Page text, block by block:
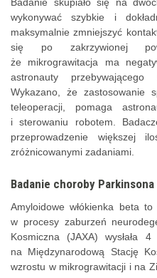
Badanie skupiało się na
wykonywać szybkie i
maksymalnie zmniejszyć
się po zakrzywionej
że mikrograwitacja ma
astronauty
Wykazano, że zastosowanie
teleoperacji, pomaga
i sterowaniu robotem.
przeprowadzenie większej
zróżnicowanymi zadaniami.
Badanie choroby
Amyloidowe włókienka beta
w procesy zaburzeń
Kosmiczna (JAXA) wysłała
na Międzynarodową Stację
wzrostu w mikrograwitacji i na